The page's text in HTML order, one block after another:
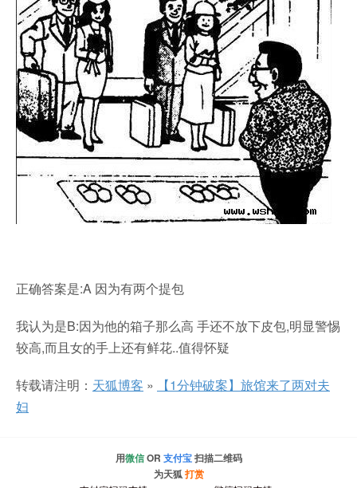
正确答案是:A 因为有两个提包
我认为是B:因为他的箱子那么高 手还不放下皮包,明显警惕
较高,而且女的手上还有鲜花..值得怀疑
转载请注明： 天狐博客 »
【1分钟破案】旅馆来了两对夫
妇
用微信OR 支付宝扫描二维码
为天狐打赏